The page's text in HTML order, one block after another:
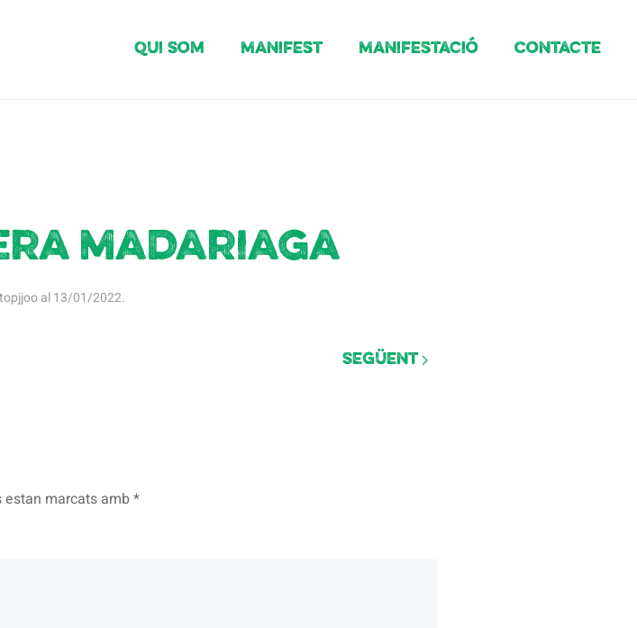
Qui Som Manifest Manifestació Contacte
Madariaga
al13/01/2022.
Següent
estan marcats amb*